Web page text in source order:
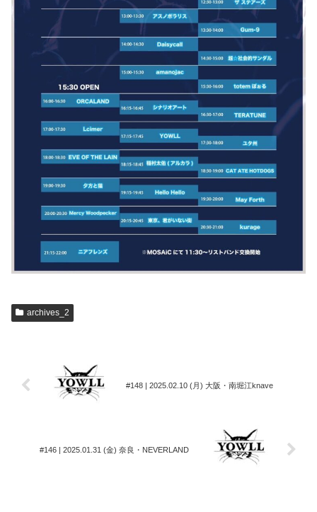
archives_2
#148 | 2025.02.10 (月) 大阪・南堀江knave
#146 | 2025.01.31 (金) 奈良・NEVERLAND